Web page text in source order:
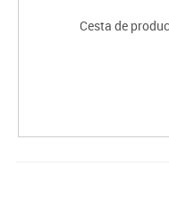
Cesta de